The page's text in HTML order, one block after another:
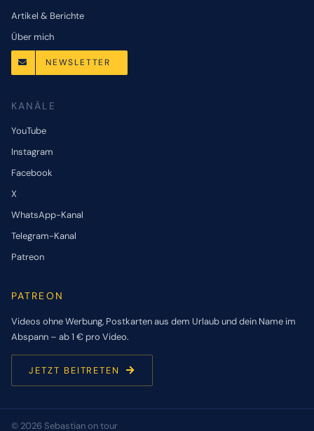
Artikel & Berichte
Über mich
NEWSLETTER
KANÄLE
YouTube
Instagram
Facebook
X
WhatsApp-Kanal
Telegram-Kanal
Patreon
PATREON
Videos ohne Werbung, Postkarten aus dem Urlaub und dein Name im
Abspann – ab 1 € pro Video.
JETZT BEITRETEN
© 2026 Sebastian on tour